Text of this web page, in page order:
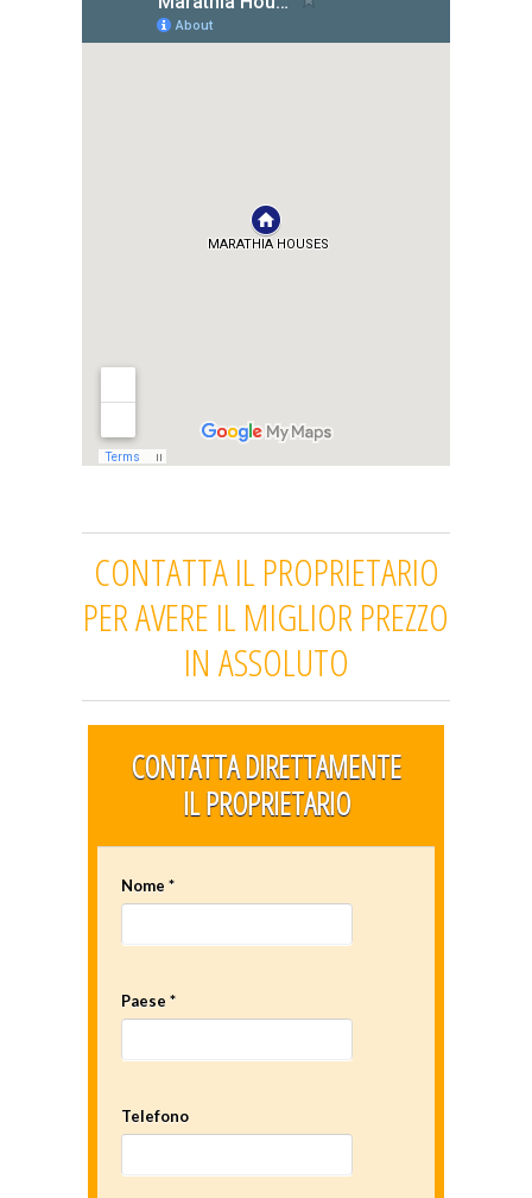
CONTATTA IL PROPRIETARIO
PER AVERE IL MIGLIOR PREZZO
IN ASSOLUTO
CONTATTA DIRETTAMENTE
IL PROPRIETARIO
Nome *
Paese *
Telefono